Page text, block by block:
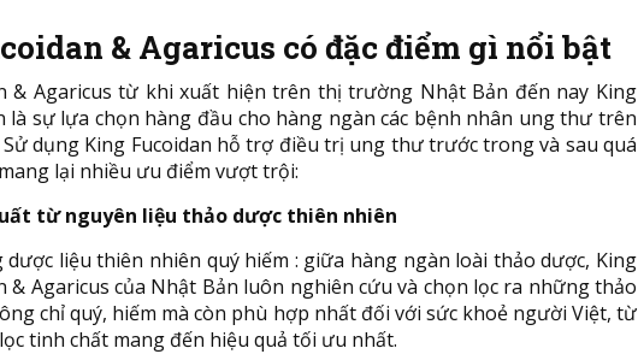
& Agaricus có đặc điểm gì nổi bật
& Agaricus từ khi xuất hiện trên thị trường Nhật Bản đến nay King
là sự lựa chọn hàng đầu cho hàng ngàn các bệnh nhân ung thư trên
dụng King Fucoidan hỗ trợ điều trị ung thư trước trong và sau quá
lại nhiều ưu điểm vượt trội:
từ nguyên liệu thảo dược thiên nhiên
dược liệu thiên nhiên quý hiếm : giữa hàng ngàn loài thảo dược, King
& Agaricus của Nhật Bản luôn nghiên cứu và chọn lọc ra những thảo
chỉ quý, hiếm mà còn phù hợp nhất đối với sức khoẻ người Việt, từ
tinh chất mang đến hiệu quả tối ưu nhất.